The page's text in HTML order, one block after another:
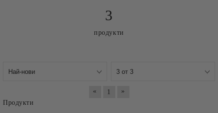
3
продукти
« 1
»
Продукти